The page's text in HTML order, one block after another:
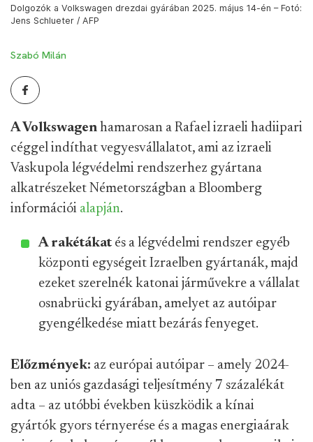
Dolgozók a Volkswagen drezdai gyárában 2025. május 14-én – Fotó:
Jens Schlueter / AFP
Szabó Milán
A Volkswagen hamarosan a Rafael izraeli hadiipari
céggel indíthat vegyesvállalatot, ami az izraeli
Vaskupola légvédelmi rendszerhez gyártana
alkatrészeket Németországban a Bloomberg
információi alapján.
A rakétákat és a légvédelmi rendszer egyéb
központi egységeit Izraelben gyártanák, majd
ezeket szerelnék katonai járművekre a vállalat
osnabrücki gyárában, amelyet az autóipar
gyengélkedése miatt bezárás fenyeget.
Előzmények: az európai autóipar – amely 2024-
ben az uniós gazdasági teljesítmény 7 százalékát
adta – az utóbbi években küszködik a kínai
gyártók gyors térnyerése és a magas energiaárak